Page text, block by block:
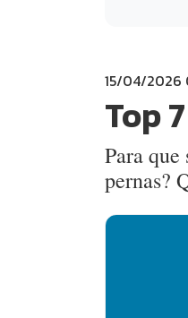
15/04/2026
Top
Para
pernas?